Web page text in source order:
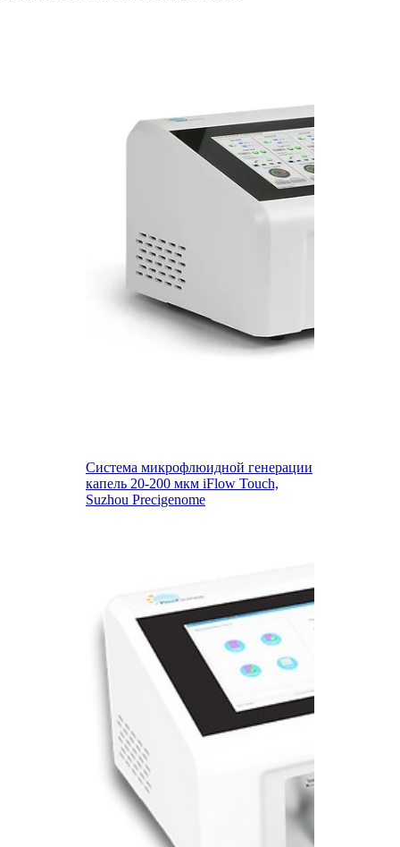
Система микрофлюидной генерации
капель 20-200 мкм iFlow Touch,
Suzhou Precigenome